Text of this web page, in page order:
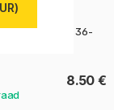
Jumbo 36-
8.50 €